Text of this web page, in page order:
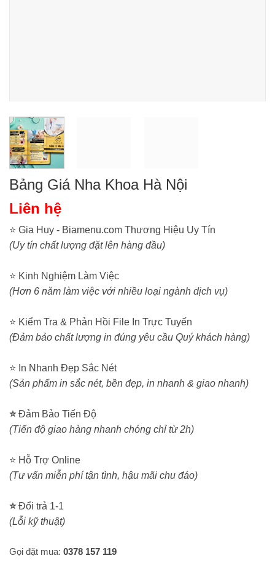
Bảng Giá Nha Khoa Hà Nội
Liên hệ
⭐ Gia Huy - Biamenu.com Thương Hiệu Uy Tín
(Uy tín chất lượng đặt lên hàng đầu)
⭐ Kinh Nghiệm Làm Việc
(Hơn 6 năm làm việc với nhiều loại ngành dịch vụ)
⭐ Kiểm Tra & Phản Hồi File In Trực Tuyến
(Đảm bảo chất lượng in đúng yêu cầu Quý khách hàng)
⭐ In Nhanh Đẹp Sắc Nét
(Sản phẩm in sắc nét, bền đẹp, in nhanh & giao nhanh)
⭐Đảm Bảo Tiến Độ
(Tiến độ giao hàng nhanh chóng chỉ từ 2h)
⭐ Hỗ Trợ Online
(Tư vấn miễn phí tận tình, hậu mãi chu đáo)
⭐Đổi trả 1-1
(Lỗi kỹ thuật)
Gọi đặt mua: 0378 157 119